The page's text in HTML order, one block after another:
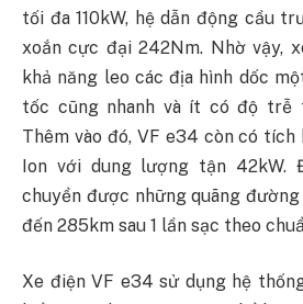
tối đa 110kW, hệ dẫn động cầu
xoắn cực đại 242Nm. Nhờ vậy,
khả năng leo các địa hình dốc
tốc cũng nhanh và ít có độ trễ
Thêm vào đó, VF e34 còn có
Ion với dung lượng tận 42kW.
chuyển được những quãng
đến 285km sau 1 lần sạc theo
Xe điện VF e34 sử dụng hệ